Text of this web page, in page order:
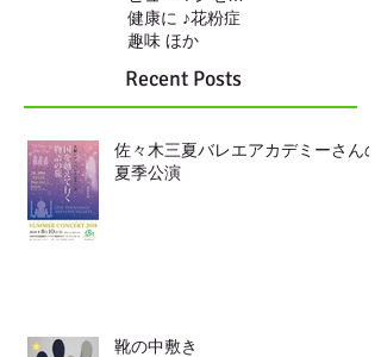
健康に ♪花粉症
趣味 ほか
Recent Posts
佐々木三夏バレエアカデミーさんの
夏季公演
靴の中敷き